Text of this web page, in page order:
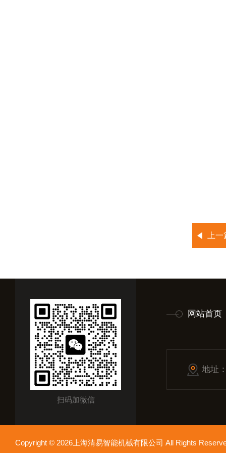
上
扫码加微信
网站首页
地址
Copyright © 2026上海清易智能机械有限公司 All Rights